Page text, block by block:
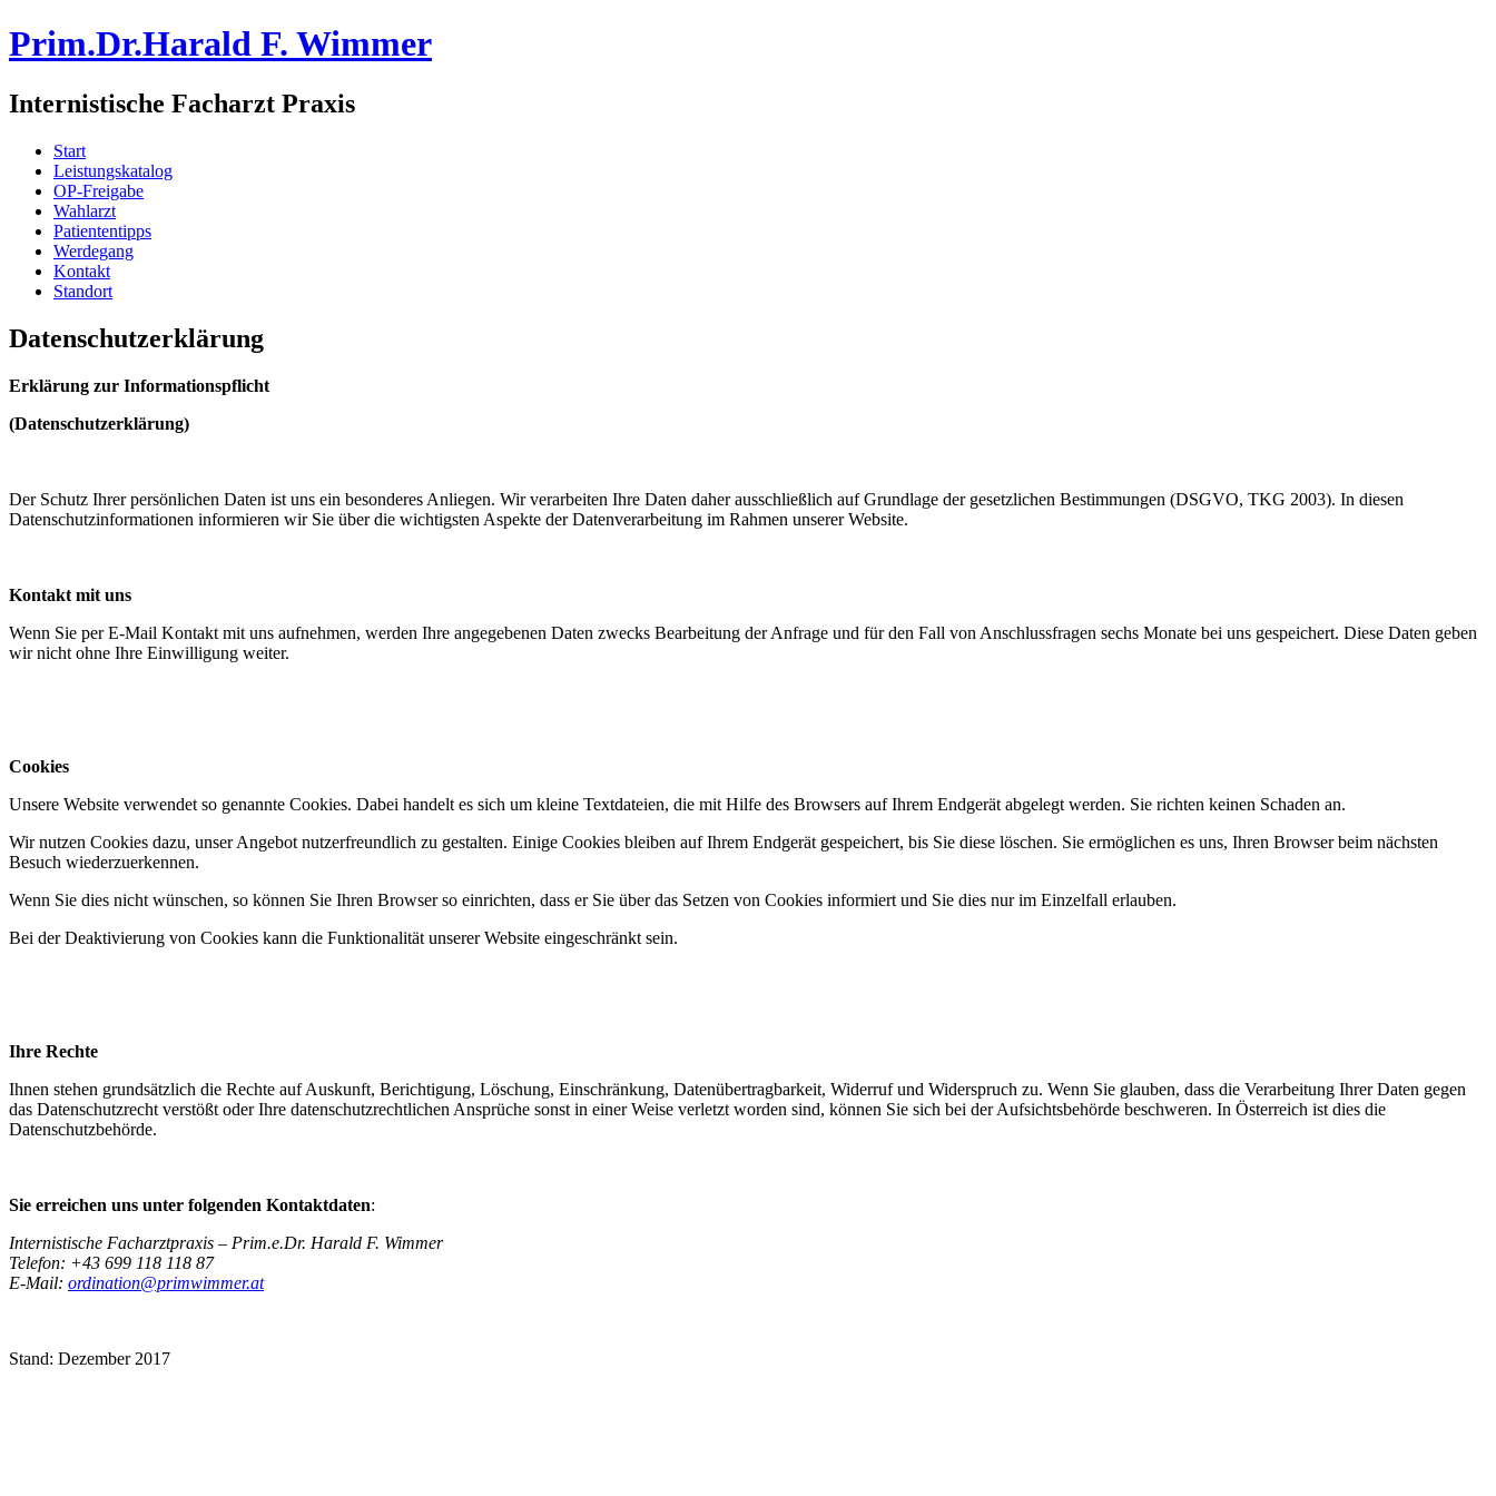
Prim.Dr.Harald F. Wimmer
Internistische Facharzt Praxis
Start
Leistungskatalog
OP-Freigabe
Wahlarzt
Patiententipps
Werdegang
Kontakt
Standort
Datenschutzerklärung
Erklärung zur Informationspflicht
(Datenschutzerklärung)
Der Schutz Ihrer persönlichen Daten ist uns ein besonderes Anliegen. Wir verarbeiten Ihre Daten daher ausschließlich auf Grundlage der gesetzlichen Bestimmungen (DSGVO, TKG 2003). In diesen
Datenschutzinformationen informieren wir Sie über die wichtigsten Aspekte der Datenverarbeitung im Rahmen unserer Website.
Kontakt mit uns
Wenn Sie per E-Mail Kontakt mit uns aufnehmen, werden Ihre angegebenen Daten zwecks Bearbeitung der Anfrage und für den Fall von Anschlussfragen sechs Monate bei uns gespeichert. Diese Daten geben
wir nicht ohne Ihre Einwilligung weiter.
Cookies
Unsere Website verwendet so genannte Cookies. Dabei handelt es sich um kleine Textdateien, die mit Hilfe des Browsers auf Ihrem Endgerät abgelegt werden. Sie richten keinen Schaden an.
Wir nutzen Cookies dazu, unser Angebot nutzerfreundlich zu gestalten. Einige Cookies bleiben auf Ihrem Endgerät gespeichert, bis Sie diese löschen. Sie ermöglichen es uns, Ihren Browser beim nächsten
Besuch wiederzuerkennen.
Wenn Sie dies nicht wünschen, so können Sie Ihren Browser so einrichten, dass er Sie über das Setzen von Cookies informiert und Sie dies nur im Einzelfall erlauben.
Bei der Deaktivierung von Cookies kann die Funktionalität unserer Website eingeschränkt sein.
Ihre Rechte
Ihnen stehen grundsätzlich die Rechte auf Auskunft, Berichtigung, Löschung, Einschränkung, Datenübertragbarkeit, Widerruf und Widerspruch zu. Wenn Sie glauben, dass die Verarbeitung Ihrer Daten gegen
das Datenschutzrecht verstößt oder Ihre datenschutzrechtlichen Ansprüche sonst in einer Weise verletzt worden sind, können Sie sich bei der Aufsichtsbehörde beschweren. In Österreich ist dies die
Datenschutzbehörde.
Sie erreichen uns unter folgenden Kontaktdaten:
Internistische Facharztpraxis – Prim.e.Dr. Harald F. Wimmer
Telefon: +43 699 118 118 87
E-Mail: ordination@primwimmer.at
Stand: Dezember 2017